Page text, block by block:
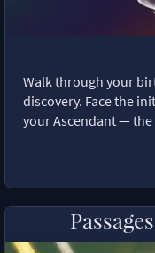
Walk through your
discovery. Face the
your Ascendant —